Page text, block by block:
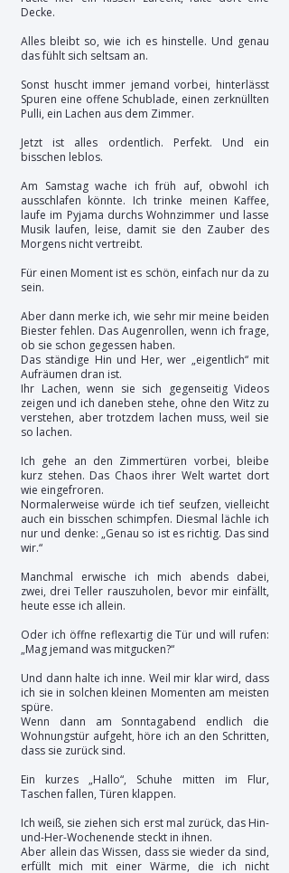
Decke.
Alles bleibt so, wie ich es hinstelle. Und genau
das fühlt sich seltsam an.
Sonst huscht immer jemand vorbei, hinterlässt
Spuren eine offene Schublade, einen zerknüllten
Pulli, ein Lachen aus dem Zimmer.
Jetzt ist alles ordentlich. Perfekt. Und ein
bisschen leblos.
Am Samstag wache ich früh auf, obwohl ich
ausschlafen könnte. Ich trinke meinen Kaffee,
laufe im Pyjama durchs Wohnzimmer und lasse
Musik laufen, leise, damit sie den Zauber des
Morgens nicht vertreibt.
Für einen Moment ist es schön, einfach nur da zu
sein.
Aber dann merke ich, wie sehr mir meine beiden
Biester fehlen. Das Augenrollen, wenn ich frage,
ob sie schon gegessen haben.
Das ständige Hin und Her, wer „eigentlich“ mit
Aufräumen dran ist.
Ihr Lachen, wenn sie sich gegenseitig Videos
zeigen und ich daneben stehe, ohne den Witz zu
verstehen, aber trotzdem lachen muss, weil sie
so lachen.
Ich gehe an den Zimmertüren vorbei, bleibe
kurz stehen. Das Chaos ihrer Welt wartet dort
wie eingefroren.
Normalerweise würde ich tief seufzen, vielleicht
auch ein bisschen schimpfen. Diesmal lächle ich
nur und denke: „Genau so ist es richtig. Das sind
wir.“
Manchmal erwische ich mich abends dabei,
zwei, drei Teller rauszuholen, bevor mir einfällt,
heute esse ich allein.
Oder ich öffne reflexartig die Tür und will rufen:
„Mag jemand was mitgucken?“
Und dann halte ich inne. Weil mir klar wird, dass
ich sie in solchen kleinen Momenten am meisten
spüre.
Wenn dann am Sonntagabend endlich die
Wohnungstür aufgeht, höre ich an den Schritten,
dass sie zurück sind.
Ein kurzes „Hallo“, Schuhe mitten im Flur,
Taschen fallen, Türen klappen.
Ich weiß, sie ziehen sich erst mal zurück, das Hin-
und-Her-Wochenende steckt in ihnen.
Aber allein das Wissen, dass sie wieder da sind,
erfüllt mich mit einer Wärme, die ich nicht